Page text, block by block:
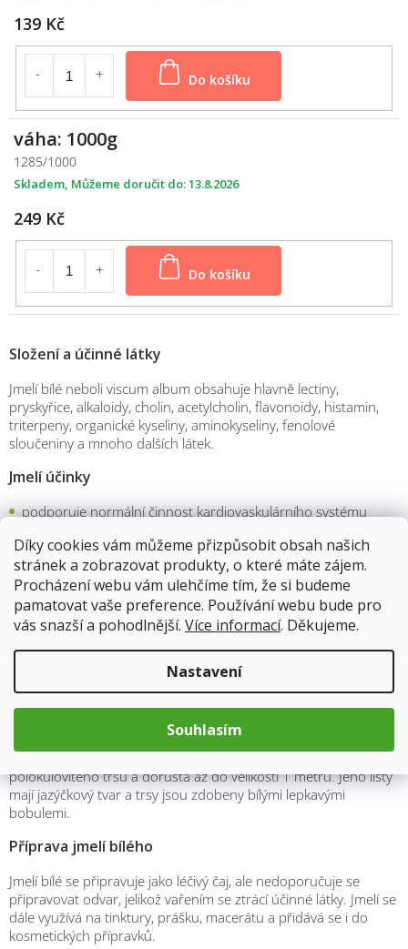
Díky cookies vám můžeme přizpůsobit obsah našich
stránek a zobrazovat produkty, o které máte zájem.
Procházení webu vám ulehčíme tím, že si budeme
pamatovat vaše preference. Používání webu bude pro
vás snazší a pohodlnější. Více informací. Děkujeme.
Nastavení
Souhlasím
139 Kč
váha: 1000g
1285/1000
249 Kč
Do košíku
Skladem 13.8.2026
Složení a účinné látky
Jmelí bílé neboli viscum album obsahuje hlavně lectiny,
pryskyřice, alkaloidy, cholin, acetylcholin, flavonoidy, histamin,
triterpeny, organické kyseliny, aminokyseliny, fenolové
sloučeniny a mnoho dalších látek.
Jmelí účinky
podporuje normální činnost kardiovaskulárního systému
ovlivňuje hladinu lipidů v krvi
antioxidant
podporuje přirozenou obranyschopnost
dle nařízení ES č.1924/2006 nemůžeme uvádět zdravotní účinky,
proto výše uvedené léčivé účinky jsou formou tipů našich babiček
a tradičního lidového léčitelství. Nejedná se o lékařské doporučení
– vycházíme pouze informací z internetu, které nemusí být
Popis a vzhled
Jmelí je stálezelená rostlina, která roste jako poloparazit na
jehličnanech i listnatých stromech. Roste ve tvaru
polokulovitého trsu a dorůstá až do velikosti 1 metru. Jeho listy
mají jazýčkový tvar a trsy jsou zdobeny bílými lepkavými
bobulemi.
Příprava jmelí bílého
Jmelí bílé se připravuje jako léčivý čaj, ale nedoporučuje se
připravovat odvar, jelikož vařením se ztrácí účinné látky. Jmelí se
dále využívá na tinktury, prášku, macerátu a přidává se i do
kosmetických přípravků.